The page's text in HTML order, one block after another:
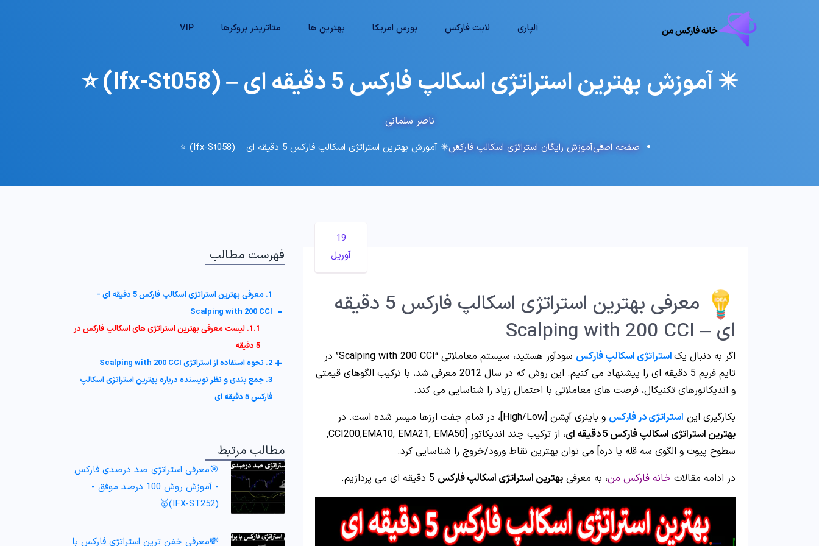
آلپاری لایت فارکس بورس امریکا بهترین ها متاتریدر بروکرها VIP
✴️ آموزش بهترین استراتژی اسکالپ فارکس 5 دقیقه ای – (Ifx-St058) ⭐️
ناصر سلمانی
صفحه اصلیآموزش رایگان استراتژی اسکالپ فارکس✴️ آموزش بهترین استراتژی اسکالپ فارکس 5 دقیقه ای – (Ifx-St058) ⭐️
19
آوریل
معرفی بهترین استراتژی اسکالپ فارکس 5 دقیقه
ای – Scalping with 200 CCI
اگر به دنبال یکاستراتژی اسکالپ فارکس
سودآور هستید، سیستم معاملاتی “Scalping with 200 CCI” در
تایم فریم 5 دقیقه ای را پیشنهاد می کنیم. این روش که در سال 2012 معرفی شد، با ترکیب الگوهای قیمتی
و اندیکاتورهای تکنیکال، فرصت های معاملاتی با احتمال زیاد را شناسایی می کند.
بکارگیری این استراتژی در فارکس و باینری آپشن [High/Low]، در تمام جفت ارزها میسر شده است. در
بهترین استراتژی اسکالپ فارکس 5 دقیقه ای
، از ترکیب چند اندیکاتور [CCI200,EMA10, EMA21, EMA50,
سطوح پیوت و الگوی سه قله یا دره] می توان بهترین نقاط ورود/خروج را شناسایی کرد.
در ادامه مقالات خانه فارکس من، به معرفی بهترین استراتژی اسکالپ فارکس
فهرست مطالب
1. معرفی بهترین استراتژی اسکالپ فارکس 5 دقیقه ای -
Scalping with 200 CCI -
1.1. لیست معرفی بهترین استراتژی های اسکالپ فارکس در
5 دقیقه
2. نحوه استفاده از استراتژی Scalping with 200 CCI +
3. جمع بندی و نظر نویسنده درباره بهترین استراتژی اسکالپ
فارکس 5 دقیقه ای
مطالب مرتبط
🎯معرفی استراتژی صد درصدی فارکس
- آموزش روش 100 درصد موفق -
(IFX-ST252)🥇
💸معرفی خفن ترین استراتژی فارکس با